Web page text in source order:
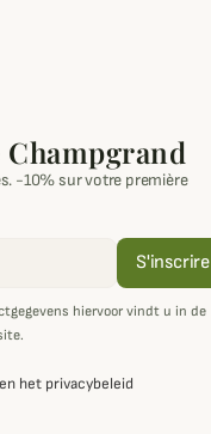
-10% sur votre première
S'inscrire
hiervoor vindt u in de
het privacybeleid